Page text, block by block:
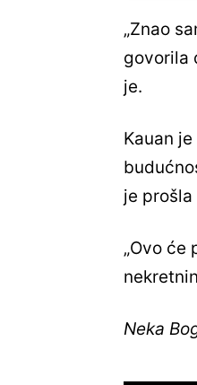
„Znao
govorila
je.
Kauan
je
„Ovo će
Neka